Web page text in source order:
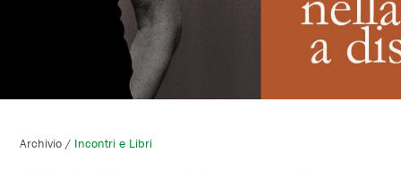
Archivio / Incontri e Libri